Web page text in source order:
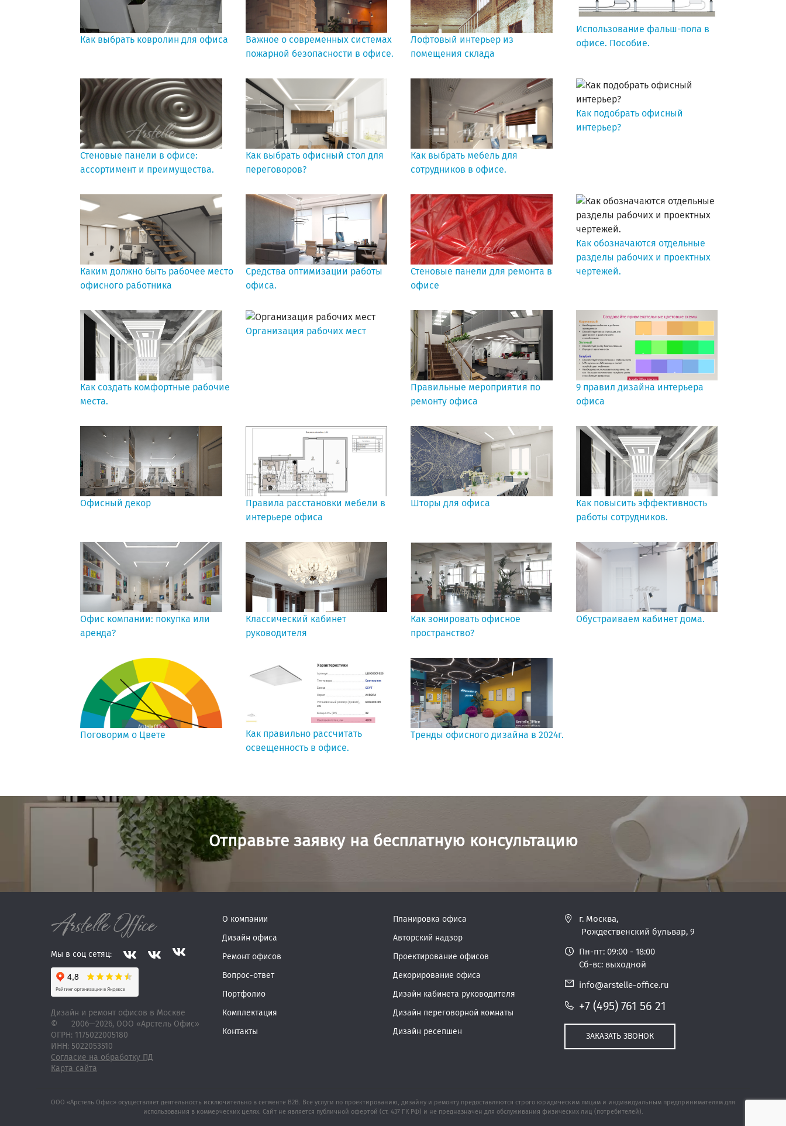
Как выбрать ковролин для офиса
Важное о современных системах
пожарной безопасности в офисе.
Лофтовый интерьер из
помещения склада
Использование фальш-пола в
офисе. Пособие.
Стеновые панели в офисе:
ассортимент и преимущества.
Как выбрать офисный стол для
переговоров?
Как выбрать мебель для
сотрудников в офисе.
Как подобрать офисный
интерьер?
Каким должно быть рабочее место
офисного работника
Средства оптимизации работы
офиса.
Стеновые панели для ремонта в
офисе
Как обозначаются отдельные
разделы рабочих и проектных
чертежей.
Как создать комфортные рабочие
места.
Организация рабочих мест
Правильные мероприятия по
ремонту офиса
9 правил дизайна интерьера
офиса
Офисный декор
Правила расстановки мебели в
интерьере офиса
Шторы для офиса
Как повысить эффективность
работы сотрудников.
Офис компании: покупка или
аренда?
Классический кабинет
руководителя
Как зонировать офисное
пространство?
Обустраиваем кабинет дома.
Поговорим о Цвете
Как правильно рассчитать
освещенность в офисе.
Тренды офисного дизайна в 2024г.
Отправьте заявку на бесплатную консультацию
Мы в соц сетяц:
Дизайн и ремонт офисов в Москве
©
2006—2026, ООО «Арстель Офис»
ОГРН: 1175022005180
ИНН: 5022053510
Согласие на обработку ПД
Карта сайта
О компании
Дизайн офиса
Ремонт офисов
Вопрос-ответ
Портфолио
Комплектация
Контакты
Планировка офиса
Авторский надзор
Проектирование офисов
Декорирование офиса
Дизайн кабинета руководителя
Дизайн переговорной комнаты
Дизайн ресепшен
г. Москва,
Рождественский бульвар, 9
Пн-пт: 09:00 - 18:00
Сб-вс: выходной
info@arstelle-office.ru
+7 (495) 761 56 21
ЗАКАЗАТЬ ЗВОНОК
ООО «Арстель Офис» осуществляет деятельность исключительно в сегменте B2B. Все услуги по проектированию, дизайну и ремонту предоставляются строго юридическим лицам и индивидуальным предпринимателям для
использования в коммерческих целях. Сайт не является публичной офертой (ст. 437 ГК РФ) и не предназначен для обслуживания физических лиц (потребителей).